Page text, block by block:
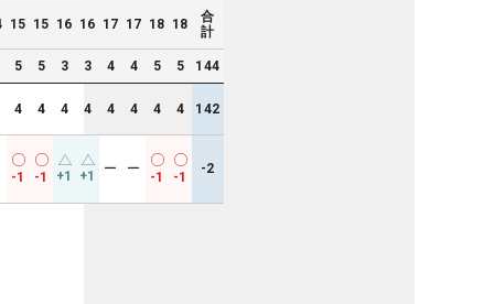
15 15 16 16 17 17 18 18
合
計
5 5 3 3 4 4 5 5 144
4 4 4 4 4 4 4 4 142
-1 -1 +1 +1 ー ー
-1 -1
-2